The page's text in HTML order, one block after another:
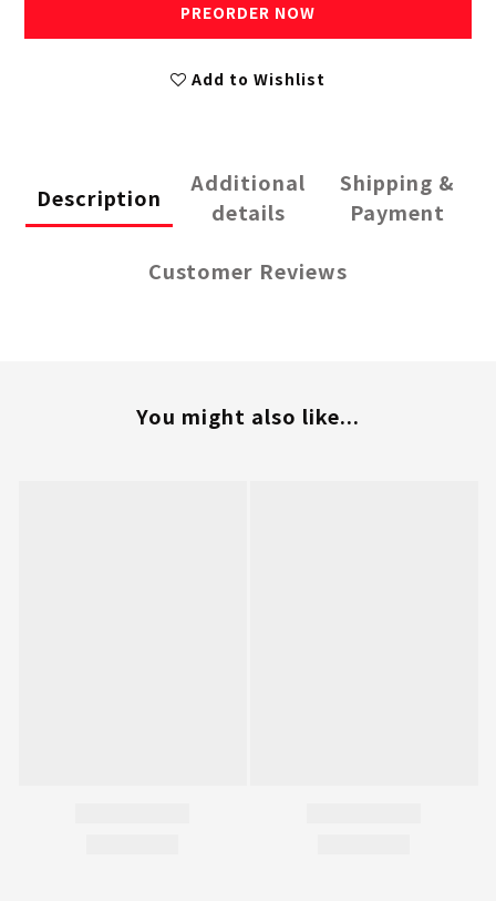
PREORDER NOW
Add to Wishlist
Description
Additional
details
Shipping &
Payment
Customer Reviews
You might also like...